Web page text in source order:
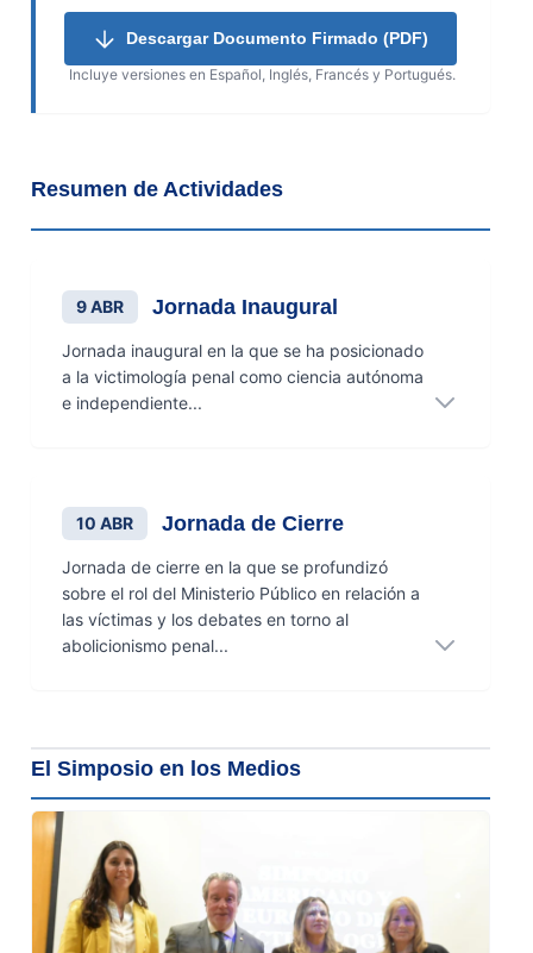
Descargar Documento Firmado (PDF)
Incluye versiones en Español, Inglés, Francés y Portugués.
Resumen de Actividades
9 ABR Jornada Inaugural
Jornada inaugural en la que se ha posicionado
a la victimología penal como ciencia autónoma
e independiente...
10 ABR Jornada de Cierre
Jornada de cierre en la que se profundizó
sobre el rol del Ministerio Público en relación a
las víctimas y los debates en torno al
abolicionismo penal...
El Simposio en los Medios